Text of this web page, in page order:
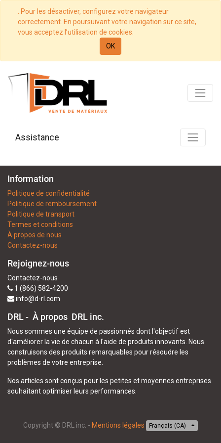
. Pour les désactiver, configurez votre navigateur
correctement. En poursuivant votre navigation sur ce site,
vous acceptez l’utilisation de cookies.
OK
Assistance
Information
Politique de confidentialité
Politique de remboursement
Politique de transport
Termes et conditions
À propos de nous
Contactez-nous
Rejoignez-nous
Contactez-nous
1 (866) 582-4200
info@d-rl.com
DRL - À propos DRL inc.
Nous sommes une équipe de passionnés dont l'objectif est
d'améliorer la vie de chacun à l'aide de produits innovants. Nous
construisons des produits remarquables pour résoudre les
problèmes de votre entreprise.
Nos articles sont conçus pour les petites et moyennes entreprises
souhaitant optimiser leurs performances.
Copyright © DRL inc. - Mentions légales Français (CA)